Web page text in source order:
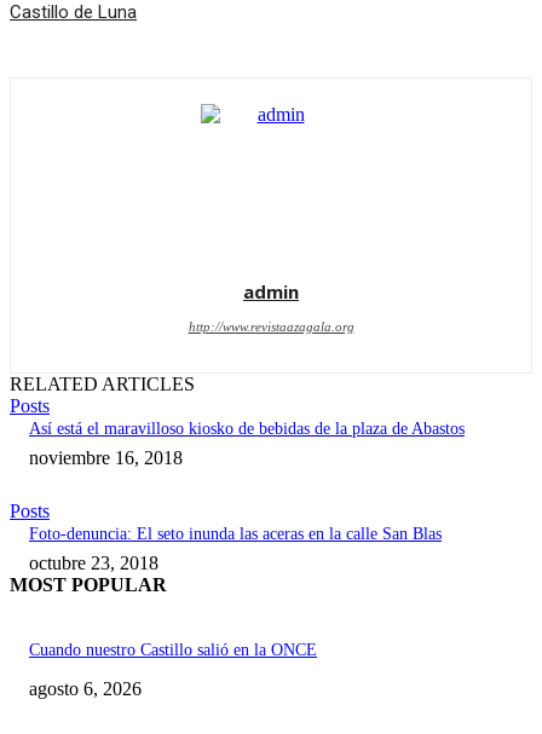
Castillo de Luna
admin
http://www.revistaazagala.org
RELATED ARTICLES
Posts
Así está el maravilloso kiosko de bebidas de la plaza de Abastos
noviembre 16, 2018
Posts
Foto-denuncia: El seto inunda las aceras en la calle San Blas
octubre 23, 2018
MOST POPULAR
Cuando nuestro Castillo salió en la ONCE
agosto 6, 2026